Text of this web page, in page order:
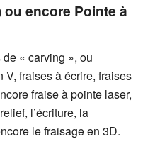
encore Pointe à
« carving », ou
V, fraises à écrire, fraises
fraise à pointe laser,
l’écriture, la
le fraisage en 3D.